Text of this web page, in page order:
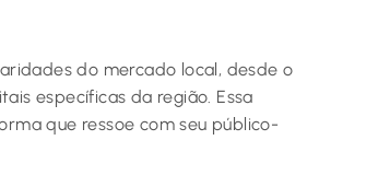
do mercado local, desde o
específicas da região. Essa
que ressoe com seu público-